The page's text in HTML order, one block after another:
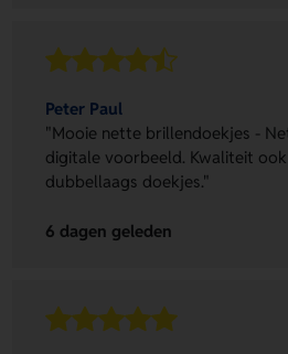
Peter Paul
"Mooie nette brillendoekjes -
digitale voorbeeld. Kwaliteit
dubbellaags doekjes."
6 dagen geleden